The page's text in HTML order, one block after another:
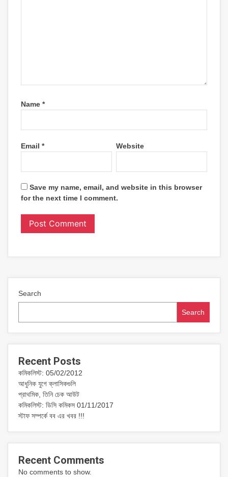
Name *
Email * Website
Save my name, email, and website in this browser
for the next time I comment.
Search
Search
Recent Posts
কমিকলিস্ট: 05/02/2012
আধুনিক যুগে ক্লাসিকগুলি
প্রাথমিক, তিনি চেক আউট
কমিকলিস্ট: ডিসি কমিকস 01/11/2017
স্টাফ সম্পর্কে বব এর খবর !!!
Recent Comments
No comments to show.